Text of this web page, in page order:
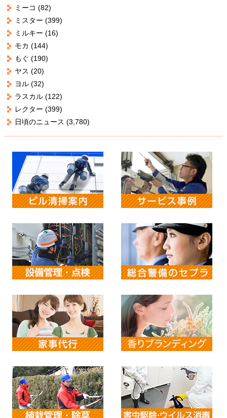
ミーコ (82)
ミスター (399)
ミルキー (16)
モカ (144)
もぐ (190)
ヤス (20)
ヨル(32)
ラスカル(122)
レクター (399)
日頃のニュース (3,780)